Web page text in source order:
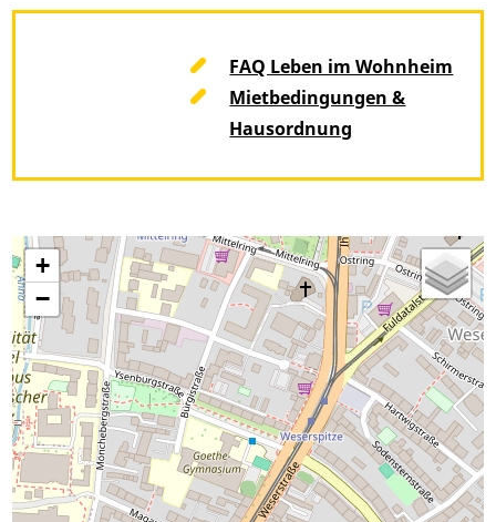
FAQ Leben im Wohnheim
Mietbedingungen &
Hausordnung
+
−